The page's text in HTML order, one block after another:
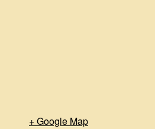
+ Google Map